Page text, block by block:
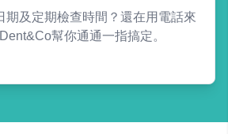
期及定期檢查時間？還在用電話來
幫你通通一指搞定。